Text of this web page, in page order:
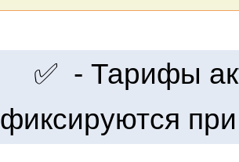
✅ - Тарифы
фиксируются